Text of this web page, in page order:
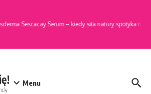
Sescacay Serum – kiedy siła natury spotyka
Menu